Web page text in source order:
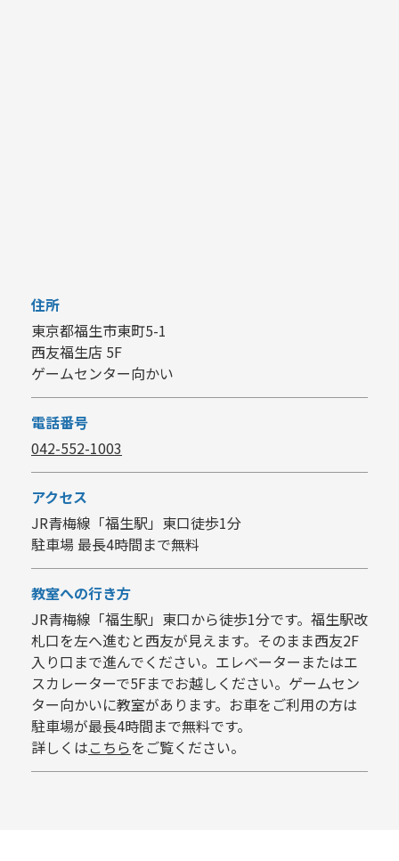
住所
東京都福生市東町5-1
西友福生店 5F
ゲームセンター向かい
電話番号
042-552-1003
アクセス
JR青梅線「福生駅」東口徒歩1分
駐車場 最長4時間まで無料
教室への行き方
JR青梅線「福生駅」東口から徒歩1分です。福生駅改
札口を左へ進むと西友が見えます。そのまま西友2F
入り口まで進んでください。エレベーターまたはエ
スカレーターで5Fまでお越しください。ゲームセン
ター向かいに教室があります。お車をご利用の方は
駐車場が最長4時間まで無料です。
詳しくはこちらをご覧ください。